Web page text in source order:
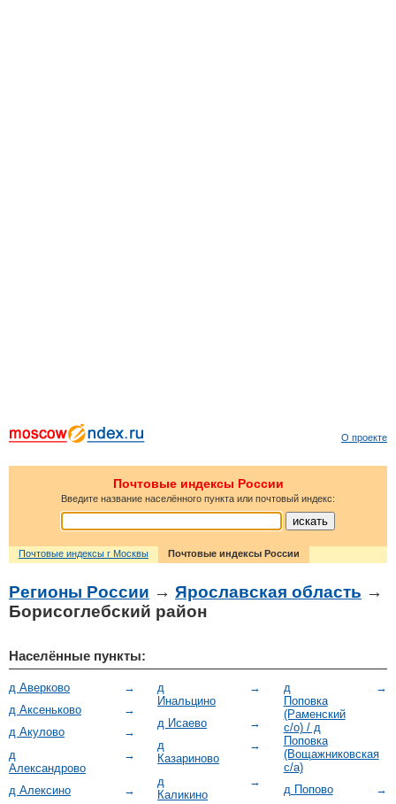
О проекте
Почтовые индексы России
Введите название населённого пункта или почтовый индекс:
Почтовые индексы г Москвы Почтовые индексы России
Регионы России → Ярославская область →
Борисоглебский район
Населённые пункты:
→
д Аверково
→
д Аксеньково
→
д Акулово
→
д
Александрово
→
д Алексино
→
д
Инальцино
→
д Исаево
→
д
Казариново
→
д
Каликино
→
д
Поповка
(Раменский
с/о) / д
Поповка
(Вощажниковская
с/а)
→
д Попово